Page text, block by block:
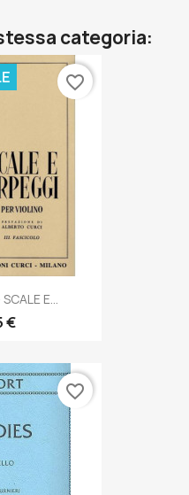
categoria:
E...
€
favorite_border
favorite_border